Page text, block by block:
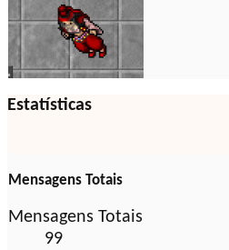
Estatísticas
Mensagens Totais
Mensagens Totais
99